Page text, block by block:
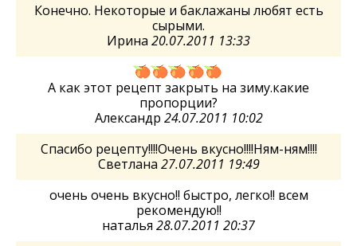
Конечно. Некоторые и баклажаны любят есть
сырыми.
Ирина 20.07.2011 13:33
А как этот рецепт закрыть на зиму.какие
пропорции?
Александр 24.07.2011 10:02
Спасибо рецепту!!!!Очень вкусно!!!!Ням-ням!!!!
Светлана 27.07.2011 19:49
очень очень вкусно!! быстро, легко!! всем
рекомендую!!
наталья 28.07.2011 20:37